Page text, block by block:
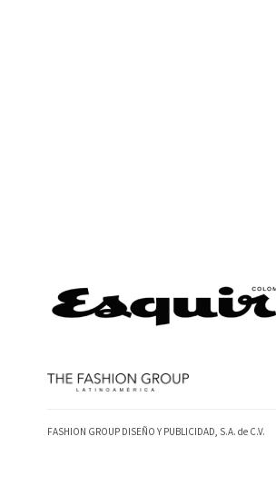
FASHION GROUP DISEÑO Y PUBLICIDAD, S.A. de C.V.